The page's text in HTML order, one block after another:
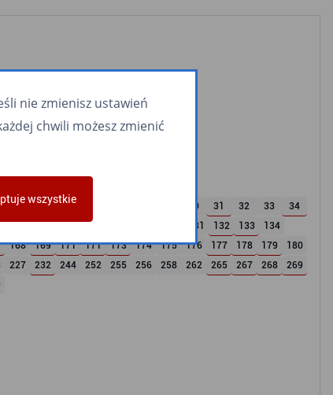
23 24 25 30 31 32 33
34
131 132 133
134
168 169 171 171 173 174 175 176 177 178 179
180
227 232 244 252 255 256 258 262 265 267 268
269
nie zmienisz ustawień
chwili możesz zmienić
wszystkie